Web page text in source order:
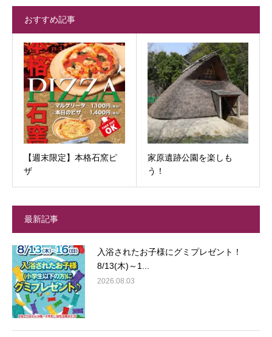
おすすめ記事
【週末限定】本格石窯ピ
ザ
家原遺跡公園を楽しも
う！
最新記事
入浴されたお子様にグミプレゼント！
8/13(木)～1...
2026.08.03